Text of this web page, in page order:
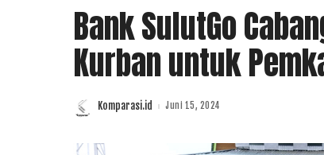
Bank SulutGo
Kurban untuk
Posted
Komparasi.id Juni 15, 2024